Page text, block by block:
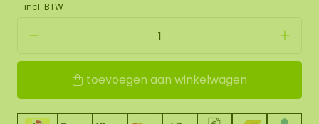
incl. BTW
toevoegen aan winkelwagen